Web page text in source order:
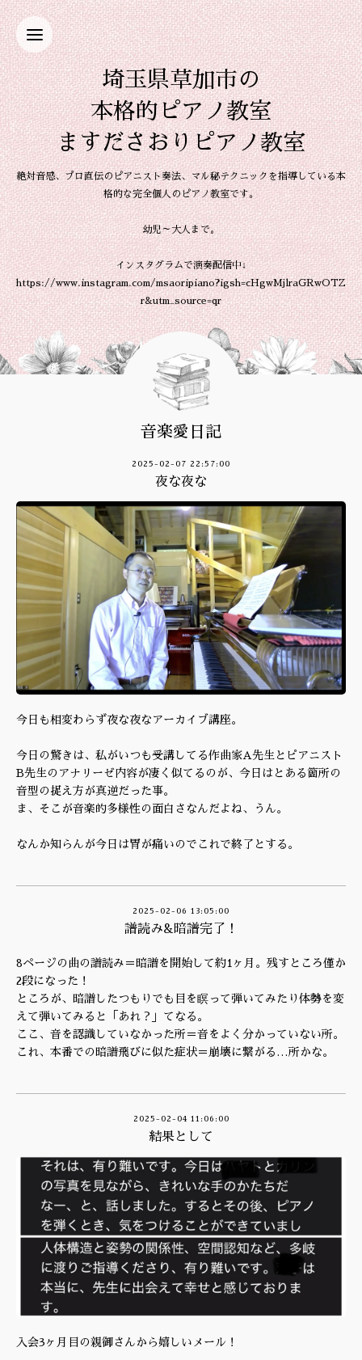
埼玉県草加市の
本格的ピアノ教室
ますださおりピアノ教室
絶対音感、プロ直伝のピアニスト奏法、マル秘テクニックを指導している本
格的な完全個人のピアノ教室です。
幼児～大人まで。
インスタグラムで演奏配信中↓
https://www.instagram.com/msaoripiano?igsh=cHgwMjlraGRwOTZ
r&utm_source=qr
音楽愛日記
2025-02-07 22:57:00
夜な夜な
今日も相変わらず夜な夜なアーカイブ講座。
今日の驚きは、私がいつも受講してる作曲家A先生とピアニスト
B先生のアナリーゼ内容が凄く似てるのが、今日はとある箇所の
音型の捉え方が真逆だった事。
ま、そこが音楽的多様性の面白さなんだよね、うん。
なんか知らんが今日は胃が痛いのでこれで終了とする。
2025-02-06 13:05:00
譜読み&暗譜完了！
8ページの曲の譜読み＝暗譜を開始して約1ヶ月。残すところ僅か
2段になった！
ところが、暗譜したつもりでも目を瞑って弾いてみたり体勢を変
えて弾いてみると「あれ？」てなる。
ここ、音を認識していなかった所＝音をよく分かっていない所。
これ、本番での暗譜飛びに似た症状＝崩壊に繋がる…所かな。
2025-02-04 11:06:00
結果として
入会3ヶ月目の親御さんから嬉しいメール！